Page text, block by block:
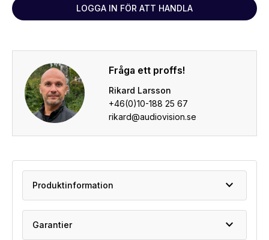
LOGGA IN FÖR ATT HANDLA
Fråga ett proffs!
Rikard Larsson
+46(0)10-188 25 67
rikard@audiovision.se
Produktinformation expand_more
Garantier expand_more